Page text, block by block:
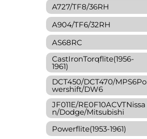
A727/TF8/36RH
A904/TF6/32RH
AS68RC
CastIronTorqflite(1956-
1961)
DCT450/DCT470/MPS6Po
wershift/DW6
JF011E/RE0F10ACVTNissa
n/Dodge/Mitsubishi
Powerflite(1953-1961)